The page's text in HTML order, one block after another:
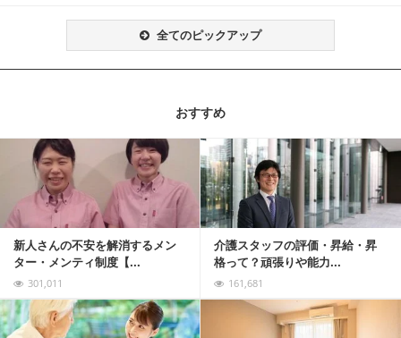
全てのピックアップ
おすすめ
新人さんの不安を解消するメン
ター・メンティ制度【...
301,011
介護スタッフの評価・昇給・昇
格って？頑張りや能力...
161,681
記事を読む
記事を読む